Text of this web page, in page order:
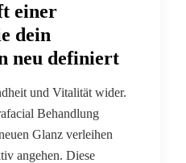
einer
dein
neu definiert
und Vitalität wider.
Behandlung
Glanz verleihen
angehen. Diese